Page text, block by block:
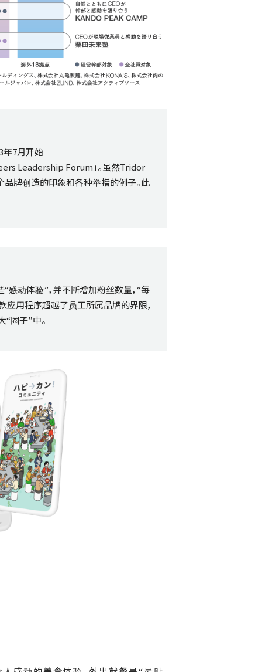
年7月开始
Leadership Forum」。虽然Tridor
牌创造的印象和各种举措的例子。此
感动体验”，并不断增加粉丝数量，“每
用程序超越了员工所属品牌的界限，
圈子”中。